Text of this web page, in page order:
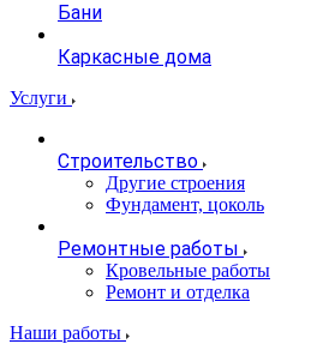
Бани
Каркасные дома
Услуги
Строительство
Другие строения
Фундамент, цоколь
Ремонтные работы
Кровельные работы
Ремонт и отделка
Наши работы